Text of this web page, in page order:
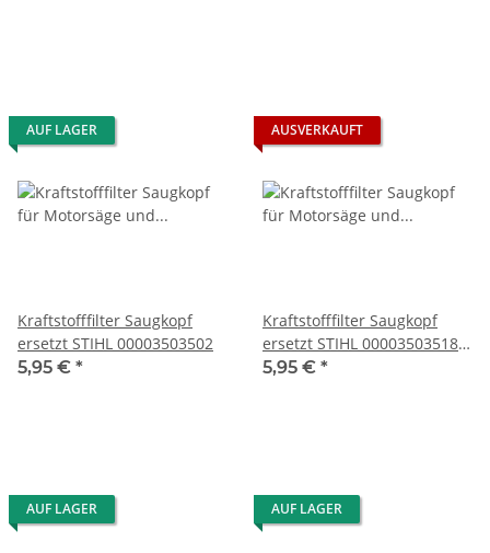
AUF LAGER
Kraftstofffilter Saugkopf
ersetzt STIHL 00003503502
5,95 € *
AUSVERKAUFT
Kraftstofffilter Saugkopf
ersetzt STIHL 00003503518
0000 350 3518
5,95 € *
AUF LAGER AUF LAGER